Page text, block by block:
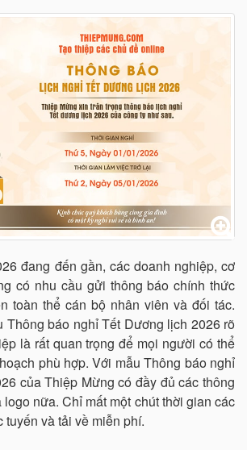
đang đến gần, các doanh nghiệp, cơ
có nhu cầu gửi thông báo chính thức
toàn thể cán bộ nhân viên và đối tác.
Thông báo nghỉ Tết Dương lịch 2026 rõ
là rất quan trọng để mọi người có thể
phù hợp. Với mẫu Thông báo nghỉ
của Thiệp Mừng có đầy đủ các thông
nữa. Chỉ mất một chút thời gian các
tuyến và tải về miễn phí.